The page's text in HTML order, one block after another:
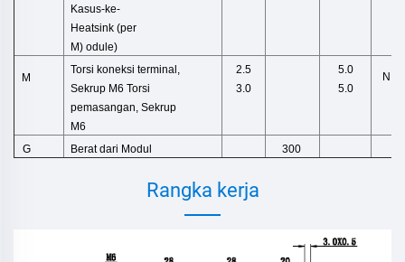
Kasus-ke-
Heatsink (per
M)odule)
M
Torsi koneksi terminal,
Sekrup M6Torsi
pemasangan,Sekrup
M6
2.5
3.0
5.0
5.0
N.M
G Beratdari Modul 300
Rangka kerja